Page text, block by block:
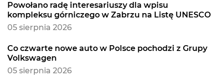
Powołano radę interesariuszy dla wpisu
kompleksu górniczego w Zabrzu na Listę UNESCO
05 sierpnia 2026
Co czwarte nowe auto w Polsce pochodzi z Grupy
Volkswagen
05 sierpnia 2026